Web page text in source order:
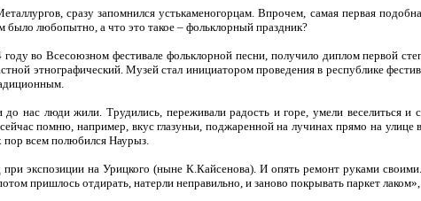
сразу запомнился устькаменогорцам. Впрочем, самая первая
любопытно, а что это такое – фольклорный праздник?
во Всесоюзном фестивале фольклорной песни, получило диплом первой
этнографический. Музей стал инициатором проведения в республике
нас люди жили. Трудились, переживали радость и горе, умели веселиться
помню, например, вкус глазуньи, поджаренной на лучинах прямо на
пор всем полюбился Наурыз.
экспозиции на Урицкого (ныне К.Кайсенова). И опять ремонт руками
пришлось отдирать, натерли неправильно, и заново покрывать паркет